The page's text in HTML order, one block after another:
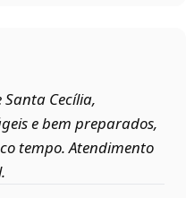
Cecília,
e bem preparados,
tempo. Atendimento